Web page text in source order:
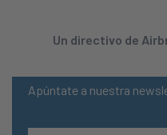
Un directivo de
Apúntate a nuestra